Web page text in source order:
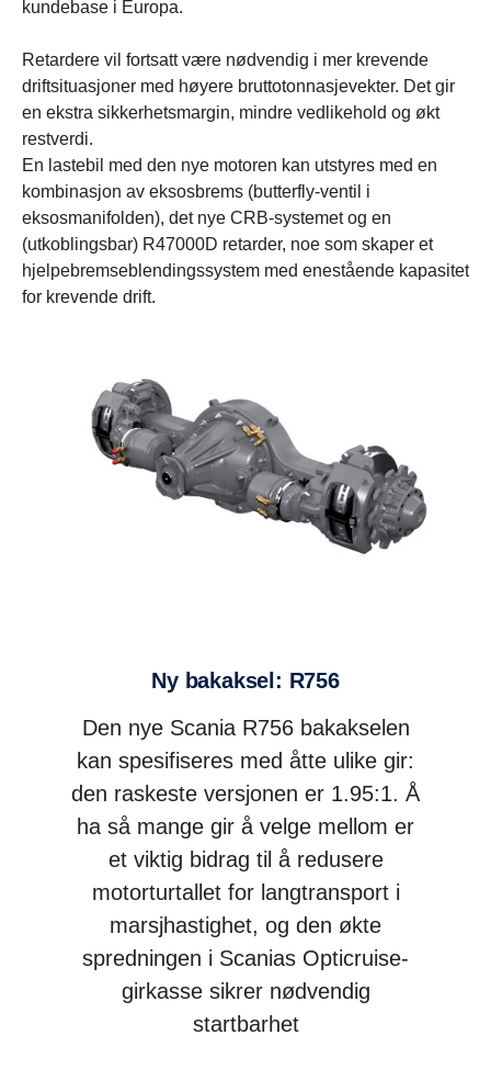
kundebase i Europa.
Retardere vil fortsatt være nødvendig i mer krevende
driftsituasjoner med høyere bruttotonnasjevekter. Det gir
en ekstra sikkerhetsmargin, mindre vedlikehold og økt
restverdi.
En lastebil med den nye motoren kan utstyres med en
kombinasjon av eksosbrems (butterfly-ventil i
eksosmanifolden), det nye CRB-systemet og en
(utkoblingsbar) R47000D retarder, noe som skaper et
hjelpebremseblendingssystem med enestående kapasitet
for krevende drift.
Ny bakaksel: R756
Den nye Scania R756 bakakselen
kan spesifiseres med åtte ulike gir:
den raskeste versjonen er 1.95:1. Å
ha så mange gir å velge mellom er
et viktig bidrag til å redusere
motorturtallet for langtransport i
marsjhastighet, og den økte
spredningen i Scanias Opticruise-
girkasse sikrer nødvendig
startbarhet